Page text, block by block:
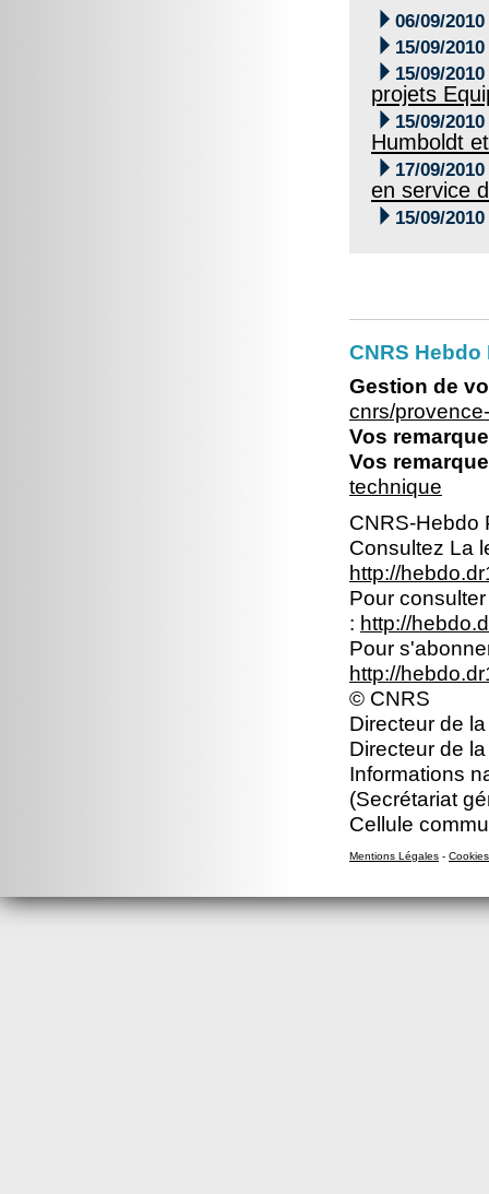
 06/09/2010
 15/09/2010
 15/09/2010
projets
 15/09/2010
Humboldt
 17/09/2010
en service
 15/09/2010
CNRS
Gestion de
cnrs/
Vos
Vos
technique
CNRS-Hebdo
Consultez La
http://
Pour
: http://
Pour
http://
© CNRS
Directeur de
Directeur de
Informations
(Secrétariat
Cellule
Mentions Légales - Cookies